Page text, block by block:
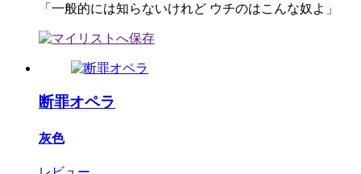
「一般的には知らないけれど ウチのはこんな奴よ」
断罪オペラ
灰色